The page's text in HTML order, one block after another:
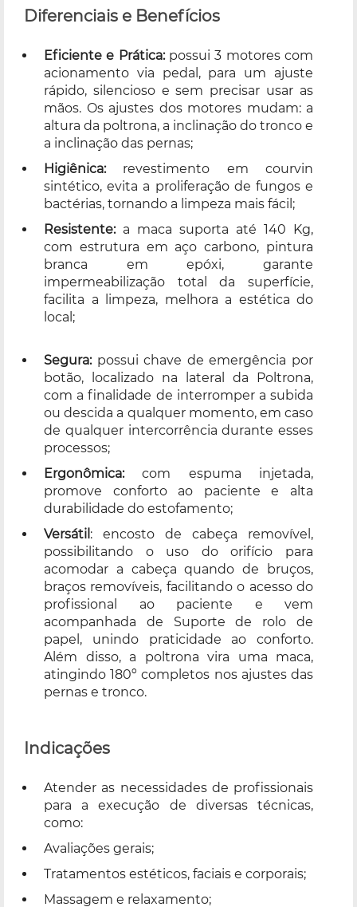
Diferenciais e Benefícios
Eficiente e Prática:possui 3 motores com
acionamento via pedal, para um ajuste
rápido, silencioso e sem precisar usar as
mãos. Os ajustes dos motores mudam: a
altura da poltrona, a inclinação do tronco e
a inclinação das pernas;
Higiênica: revestimento em courvin
sintético, evita a proliferação de fungos e
bactérias, tornando a limpeza mais fácil;
Resistente: a maca suporta até 140 Kg,
com estrutura em aço carbono, pintura
branca em epóxi, garante
impermeabilização total da superfície,
facilita a limpeza, melhora a estética do
local;
Segura:possui chave de emergência por
botão, localizado na lateral da Poltrona,
com a finalidade de interromper a subida
ou descida a qualquer momento, em caso
de qualquer intercorrência durante esses
processos;
Ergonômica:com espuma injetada,
promove conforto ao paciente e alta
durabilidade do estofamento;
Versátil : encosto de cabeça removível,
possibilitando o uso do orifício para
acomodar a cabeça quando de bruços,
braços removíveis, facilitando o acesso do
profissional ao paciente e vem
acompanhada de Suporte de rolo de
papel, unindo praticidade ao conforto.
Além disso, a poltrona vira uma maca,
atingindo 180º completos nos ajustes das
pernas e tronco.
Indicações
Atender as necessidades de profissionais
para a execução de diversas técnicas,
como:
Avaliações gerais;
Tratamentos estéticos, faciais e corporais;
Massagem e relaxamento;